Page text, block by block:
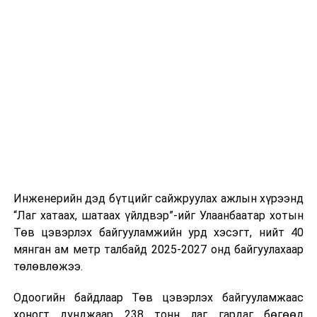
Инженерийн дэд бүтцийг сайжруулах ажлын хүрээнд
“Лаг хатаах, шатаах үйлдвэр”-ийг Улаанбаатар хотын
Төв цэвэрлэх байгууламжийн урд хэсэгт, нийт 40
мянган ам метр талбайд 2025-2027 онд байгуулахаар
төлөвлөжээ.
Одоогийн байдлаар Төв цэвэрлэх байгууламжаас